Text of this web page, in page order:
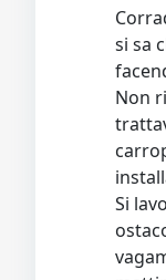
si sa
Non
Si